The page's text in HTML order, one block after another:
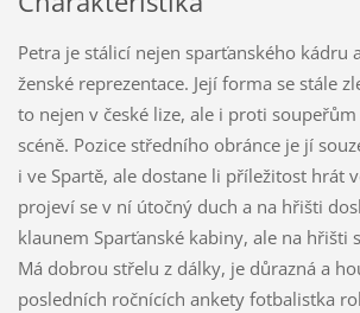
Petra je stálicí nejen sparťanského kádru
ženské reprezentace. Její forma se stále
to nejen v české lize, ale i proti
scéně. Pozice středního obránce je jí
i ve Spartě, ale dostane li příležitost hrát
projeví se v ní útočný duch a na hřišti
klaunem Sparťanské kabiny, ale na hřišti
Má dobrou střelu z dálky, je důrazná a
posledních ročnících ankety fotbalistka